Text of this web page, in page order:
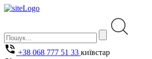
+38 068 777 51 33 київстар